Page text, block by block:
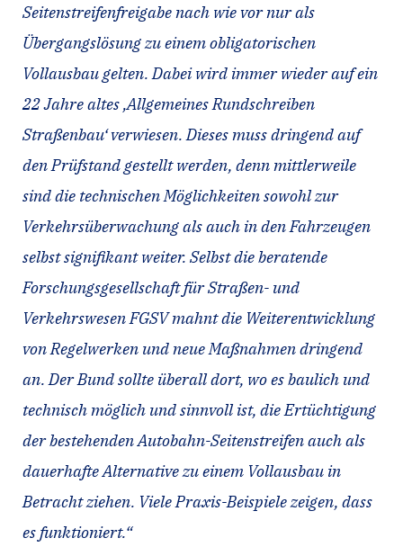
Seitenstreifenfreigabe nach wie vor nur als
Übergangslösung zu einem obligatorischen
Vollausbau gelten. Dabei wird immer wieder auf ein
22 Jahre altes ‚Allgemeines Rundschreiben
Straßenbau‘ verwiesen. Dieses muss dringend auf
den Prüfstand gestellt werden, denn mittlerweile
sind die technischen Möglichkeiten sowohl zur
Verkehrsüberwachung als auch in den Fahrzeugen
selbst signifikant weiter. Selbst die beratende
Forschungsgesellschaft für Straßen- und
Verkehrswesen FGSV mahnt die Weiterentwicklung
von Regelwerken und neue Maßnahmen dringend
an. Der Bund sollte überall dort, wo es baulich und
technisch möglich und sinnvoll ist, die Ertüchtigung
der bestehenden Autobahn-Seitenstreifen auch als
dauerhafte Alternative zu einem Vollausbau in
Betracht ziehen. Viele Praxis-Beispiele zeigen, dass
es funktioniert.“